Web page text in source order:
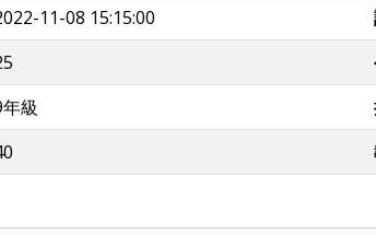
11-08 15:15:00
級